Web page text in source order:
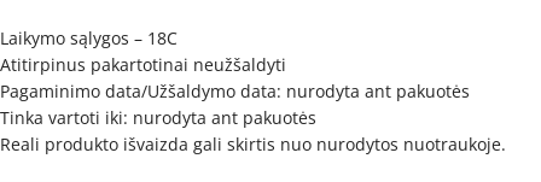
Laikymo sąlygos – 18C
Atitirpinus pakartotinai neužšaldyti
Pagaminimo data/Užšaldymo data: nurodyta ant pakuotės
Tinka vartoti iki: nurodyta ant pakuotės
Reali produkto išvaizda gali skirtis nuo nurodytos nuotraukoje.